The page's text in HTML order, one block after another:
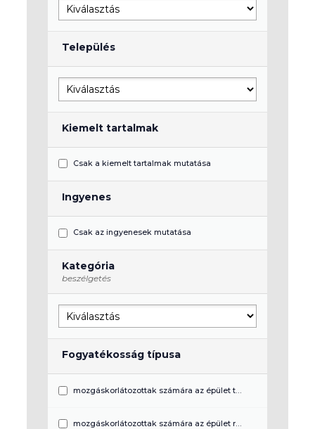
Település
Kiemelt tartalmak
Csak a kiemelt tartalmak mutatása
Ingyenes
Csak az ingyenesek mutatása
Kategória
beszélgetés
Fogyatékosság típusa
mozgáskorlátozottak számára az épület teljeskörűen akadálymentes
mozgáskorlátozottak számára az épület részben akadálymentes